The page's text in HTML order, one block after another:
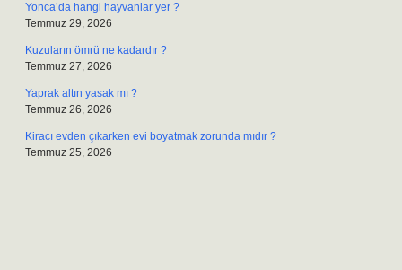
Yonca’da hangi hayvanlar yer ?
Temmuz 29, 2026
Kuzuların ömrü ne kadardır ?
Temmuz 27, 2026
Yaprak altın yasak mı ?
Temmuz 26, 2026
Kiracı evden çıkarken evi boyatmak zorunda mıdır ?
Temmuz 25, 2026